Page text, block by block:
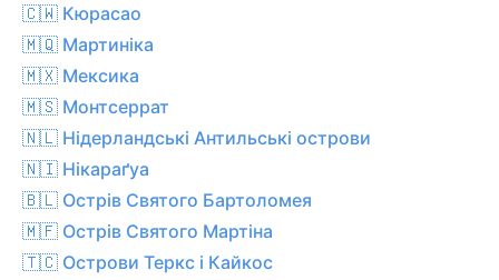
🇨🇼 Кюрасао
🇲🇶 Мартиніка
🇲🇽 Мексика
🇲🇸 Монтсеррат
🇳🇱 Нідерландські Антильські острови
🇳🇮 Нікараґуа
🇧🇱 Острів Святого Бартоломея
🇲🇫 Острів Святого Мартіна
🇹🇨 Острови Теркс і Кайкос